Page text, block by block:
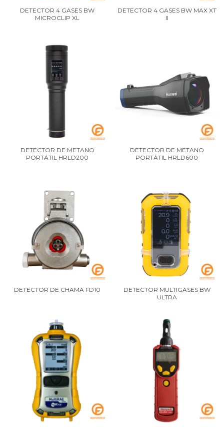
DETECTOR 4 GASES BW
MICROCLIP XL
DETECTOR 4 GASES BW MAX XT
II
DETECTOR DE METANO
PORTÁTIL HRLD200
DETECTOR DE METANO
PORTÁTIL HRLD600
DETECTOR DE CHAMA FD10
DETECTOR MULTIGASES BW
ULTRA